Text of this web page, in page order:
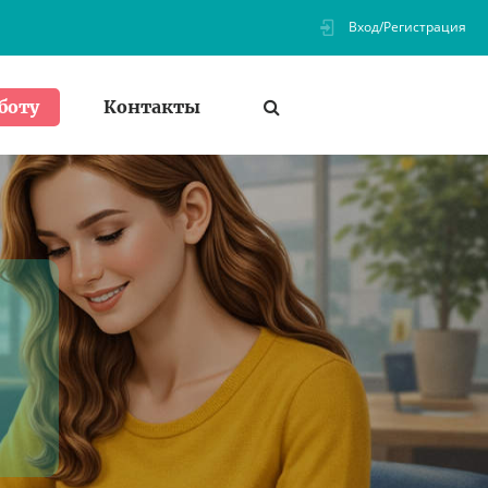
Вход/Регистрация
Контакты